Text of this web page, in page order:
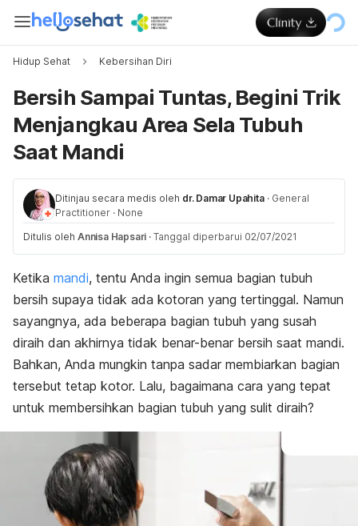
Hidup Sehat Kebersihan Diri
Bersih Sampai Tuntas, Begini Trik
Menjangkau Area Sela Tubuh
Saat Mandi
Ditinjau secara medis oleh dr. Damar Upahita · General
Practitioner · None
Ditulis oleh Annisa Hapsari · Tanggal diperbarui 02/07/2021
Ketika mandi, tentu Anda ingin semua bagian tubuh
bersih supaya tidak ada kotoran yang tertinggal. Namun
sayangnya, ada beberapa bagian tubuh yang susah
diraih dan akhirnya tidak benar-benar bersih saat mandi.
Bahkan, Anda mungkin tanpa sadar membiarkan bagian
tersebut tetap kotor. Lalu, bagaimana cara yang tepat
untuk membersihkan bagian tubuh yang sulit diraih?